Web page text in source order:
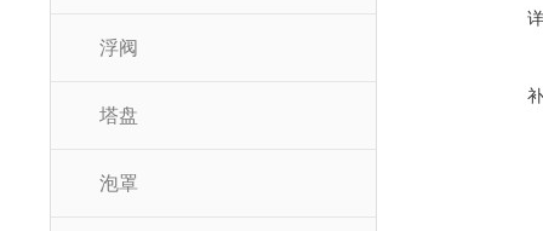
浮阀
塔盘
泡罩